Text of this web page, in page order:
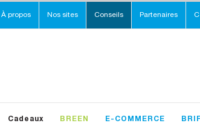
À propos Nos sites Conseils Partenaires
Cadeaux BREEN E-COMMERCE